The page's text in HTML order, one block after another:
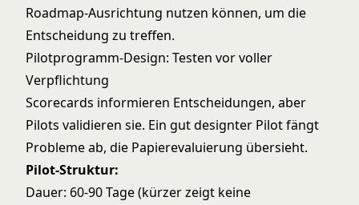
Roadmap-Ausrichtung nutzen können, um die
Entscheidung zu treffen.
Pilotprogramm-Design: Testen vor voller
Verpflichtung
Scorecards informieren Entscheidungen, aber
Pilots validieren sie. Ein gut designter Pilot fängt
Probleme ab, die Papierevaluierung übersieht.
Pilot-Struktur:
Dauer: 60-90 Tage (kürzer zeigt keine